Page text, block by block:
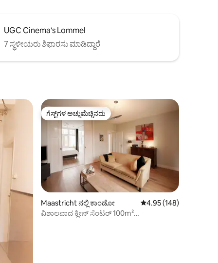
UGC Cinema's Lommel
7 ಸ್ಥಳೀಯರು ಶಿಫಾರಸು ಮಾಡಿದ್ದಾರೆ
ಗೆಸ್ಟ್‌ಗಳ ಅಚ್ಚುಮೆಚ್ಚಿನದು
ಗೆಸ್ಟ್‌ಗಳ ಅಚ್ಚುಮೆಚ್ಚಿನದು
Maastricht ನಲ್ಲಿ ಕಾಂಡೋ 5 ರಲ್ಲಿ 4.95 ಸರಾಸರಿ
4.95 (148)
ವಿಶಾಲವಾದ ಕ್ಲೀನ್ ಸೆಂಟರ್ 100m²